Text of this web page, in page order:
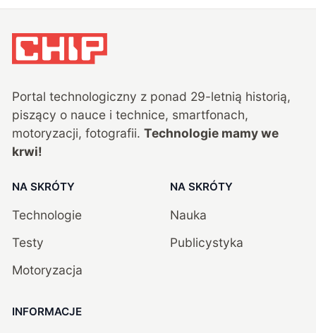
Portal technologiczny z ponad 29-letnią historią,
piszący o nauce i technice, smartfonach,
motoryzacji, fotografii. Technologie mamy we
krwi!
NA SKRÓTY
Technologie
Testy
Motoryzacja
NA SKRÓTY
Nauka
Publicystyka
INFORMACJE